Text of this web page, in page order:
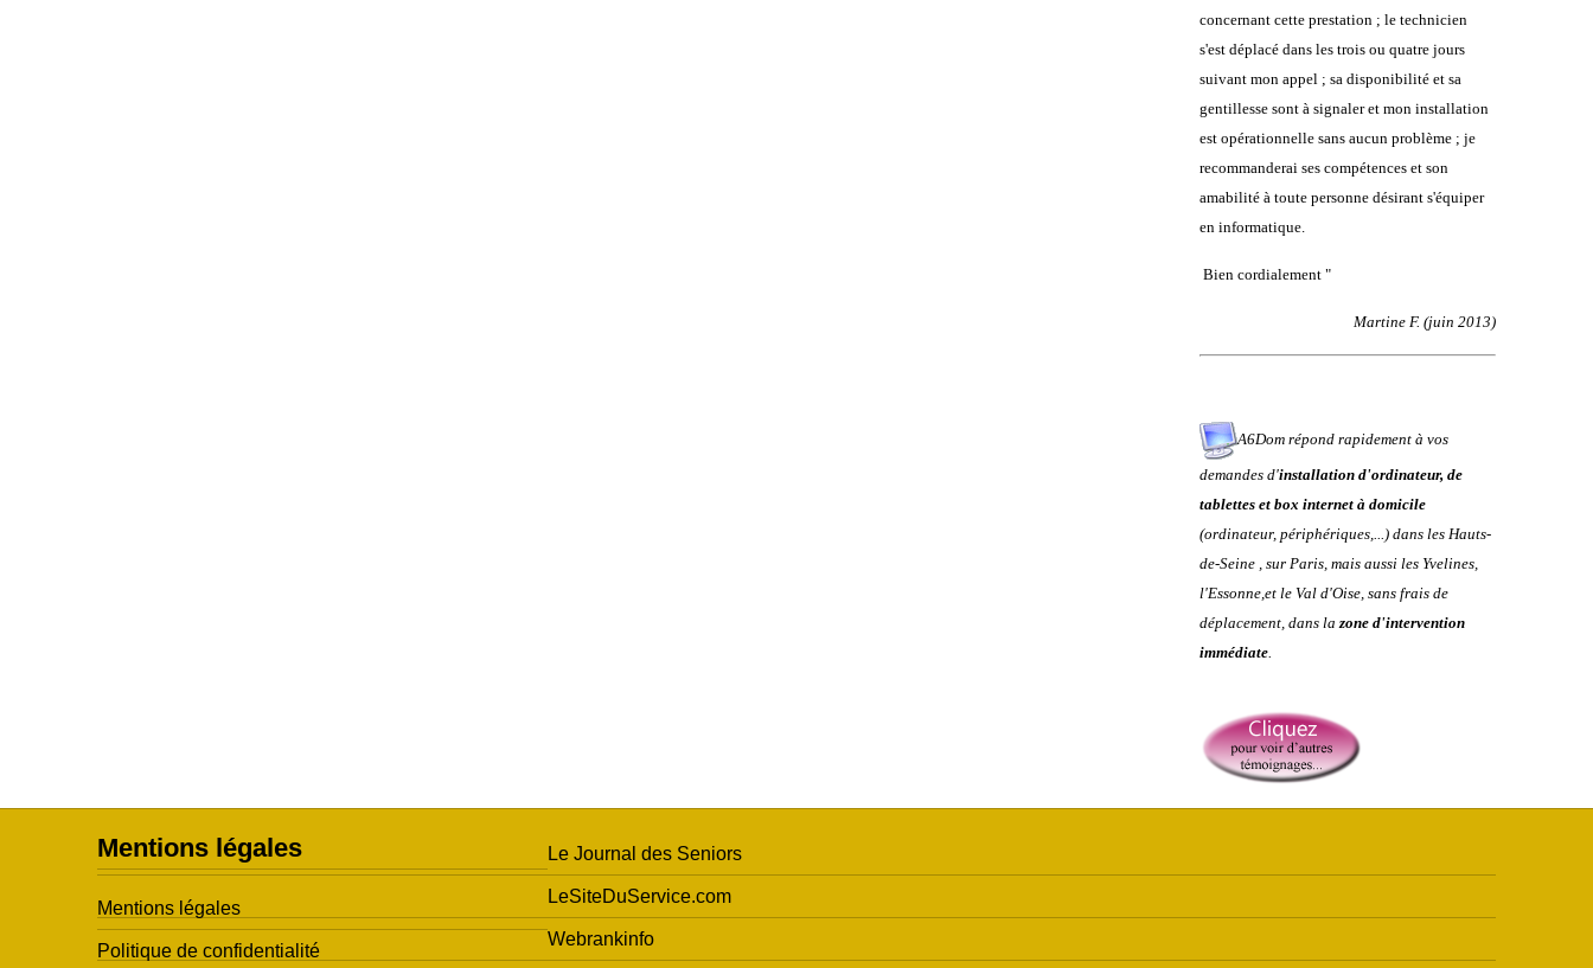
concernant cette prestation ; le technicien
s'est déplacé dans les trois ou quatre jours
suivant mon appel ; sa disponibilité et sa
gentillesse sont à signaler et mon installation
est opérationnelle sans aucun problème ; je
recommanderai ses compétences et son
amabilité à toute personne désirant s'équiper
en informatique.
Bien cordialement "
Martine F. (juin 2013)
A6Dom répond rapidement à vos
demandes d'installation d'ordinateur, de
tablettes et box internet à domicile
(ordinateur, périphériques,...) dans les Hauts-
de-Seine , sur Paris, mais aussi les Yvelines,
l'Essonne,et le Val d'Oise, sans frais de
déplacement, dans lazone d'intervention
immédiate.
Mentions légales
Mentions légales
Politique de confidentialité
Le Journal des Seniors
LeSiteDuService.com
Webrankinfo